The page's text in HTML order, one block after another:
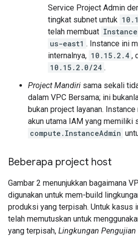
Service Project Admin
tingkat subnet untuk
telah membuat
us-east1 . Instance ini
internalnya, 10.15.2.4 ,
10.15.2.0/24 .
Project Mandiri sama sekali
dalam VPC Bersama; ini
bukan project layanan.
akun utama IAM yang memiliki
compute.InstanceAdmin
Beberapa project host
Gambar 2 menunjukkan bagaimana
digunakan untuk mem-build
produksi yang terpisah. Untuk kasus
telah memutuskan untuk
yang terpisah, Lingkungan Pengujian